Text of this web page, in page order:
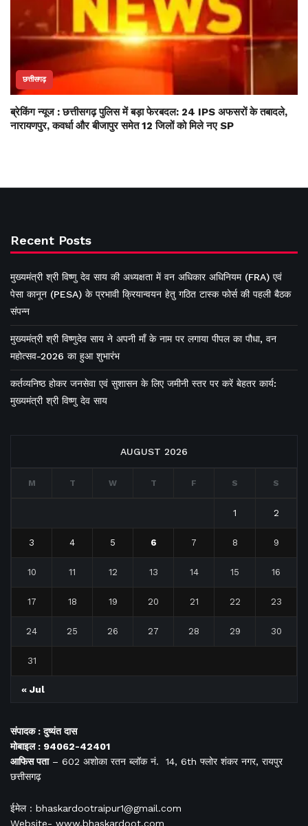
छत्तीसगढ़
ब्रेकिंग न्यूज : छत्तीसगढ़ पुलिस में बड़ा फेरबदल: 24 IPS अफसरों के तबादले,
नारायणपुर, कवर्धा और बीजापुर समेत 12 जिलों को मिले नए SP
Recent Posts
मुख्यमंत्री श्री विष्णु देव साय की अध्यक्षता में वन अधिकार अधिनियम (FRA) एवं
पेसा कानून (PESA) के प्रभावी क्रियान्वयन हेतु गठित टास्क फोर्स की पहली बैठक
संपन्न
मुख्यमंत्री श्री विष्णुदेव साय ने अपनी माँ के नाम पर लगाया पीपल का पौधा, वन
महोत्सव-2026 का हुआ शुभारंभ
कर्तव्यनिष्ठ होकर जनसेवा एवं सुशासन के लिए जमीनी स्तर पर करें बेहतर कार्य:
मुख्यमंत्री श्री विष्णु देव साय
AUGUST 2026
M T W T F S S
1 2
3 4 5 6 7 8 9
10 11 12 13 14 15 16
17 18 19 20 21 22 23
24 25 26 27 28 29 30
31
« Jul
संपादक : दुष्यंत दास
मोबाइल : 94062-42401
आफिसपता– 602 अशोका रतन ब्लॉक नं. 14, 6th फ्लोर शंकर नगर, रायपुर
छत्तीसगढ़
ईमेल : bhaskardootraipur1@gmail.com
Website- www.bhaskardoot.com